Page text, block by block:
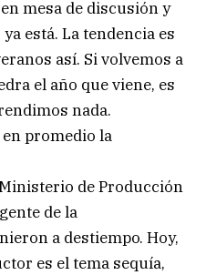
mesa de discusión y
está. La tendencia es
así. Si volvemos a
el año que viene, es
nada.
en promedio la
de Producción
de la
a destiempo. Hoy,
es el tema sequía,